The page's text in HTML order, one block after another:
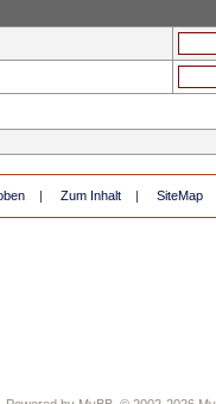
| Zum Inhalt | SiteMap